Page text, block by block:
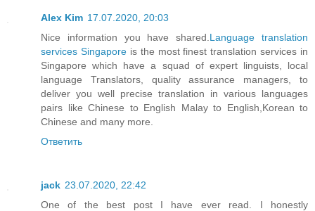
Alex Kim 17.07.2020, 20:03
Nice information you have shared. Language translation
services Singaporeis the most finest translation services in
Singapore which have a squad of expert linguists, local
language Translators, quality assurance managers, to
deliver you well precise translation in various languages
pairs like Chinese to English Malay to English,Korean to
Chinese and many more.
Ответить
jack 23.07.2020, 22:42
One of the best post I have ever read. I honestly